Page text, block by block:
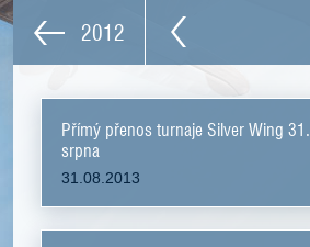
2012
Přímý přenos turnaje Silver Wing 31.
srpna
31.08.2013